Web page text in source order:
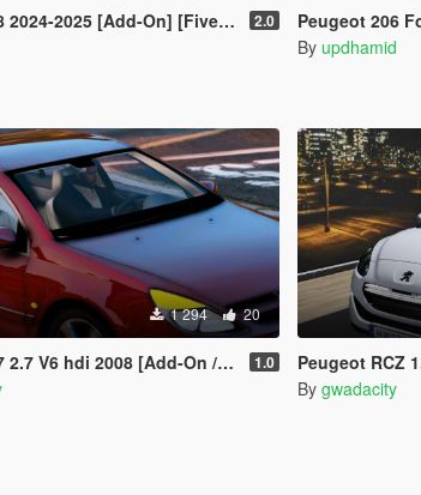
2025 [Add-On] [FiveM] 2.0 Peugeot 206 For
By updhamid
1 294 20
V6 hdi 2008 [Add-On / replace/ ] 1.0 Peugeot RCZ
By gwadacity